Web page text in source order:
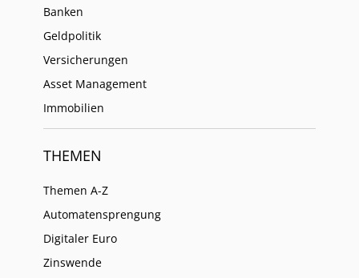
Banken
Geldpolitik
Versicherungen
Asset Management
Immobilien
THEMEN
Themen A-Z
Automatensprengung
Digitaler Euro
Zinswende